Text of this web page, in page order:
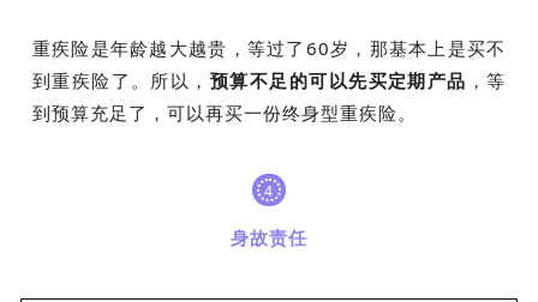
重疾险是年龄越大越贵，等过了60岁，那基本上是买不
到重疾险了。所以， 预算不足的可以先买定期产品 ，等
到预算充足了，可以再买一份终身型重疾险。
4
身故责任